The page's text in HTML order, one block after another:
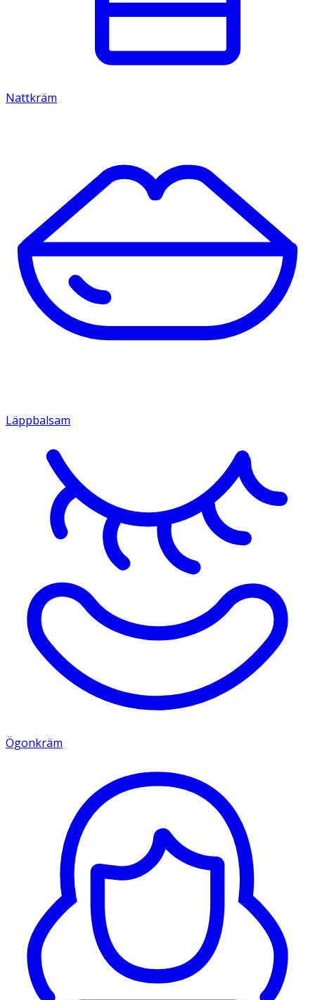
Nattkräm
Läppbalsam
Ögonkräm